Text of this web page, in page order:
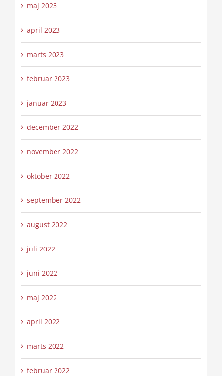
maj 2023
april 2023
marts 2023
februar 2023
januar 2023
december 2022
november 2022
oktober 2022
september 2022
august 2022
juli 2022
juni 2022
maj 2022
april 2022
marts 2022
februar 2022